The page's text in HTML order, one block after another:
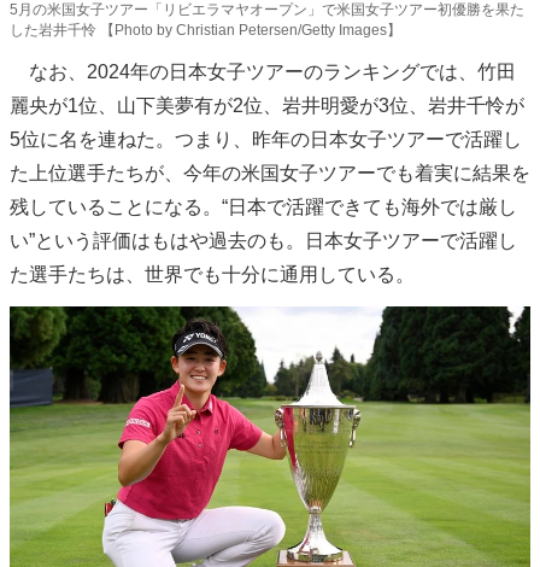
5月の米国女子ツアー「リビエラマヤオープン」で米国女子ツアー初優勝を果た
した岩井千怜 【Photo by Christian Petersen/Getty Images】
なお、2024年の日本女子ツアーのランキングでは、竹田
麗央が1位、山下美夢有が2位、岩井明愛が3位、岩井千怜が
5位に名を連ねた。つまり、昨年の日本女子ツアーで活躍し
た上位選手たちが、今年の米国女子ツアーでも着実に結果を
残していることになる。“日本で活躍できても海外では厳し
い”という評価はもはや過去のも。日本女子ツアーで活躍し
た選手たちは、世界でも十分に通用している。